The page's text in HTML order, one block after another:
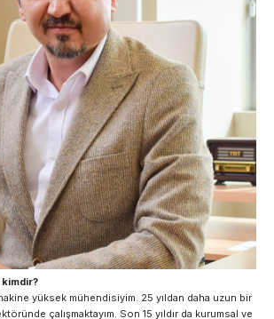
kimdir?
yüksek mühendisiyim. 25 yıldan daha uzun bir
çalışmaktayım. Son 15 yıldır da kurumsal ve